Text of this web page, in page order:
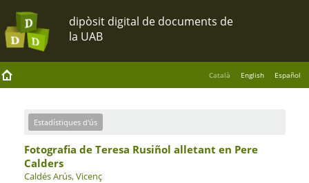
Català English Español
Estadístiques d'ús
Fotografia de Teresa Rusiñol alletant en Pere
Calders
Caldés Arús, Vicenç